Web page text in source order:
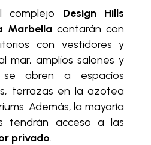
complejo Design Hills
Marbella contarán con
con vestidores y
mar, amplios salones y
se abren a espacios
terrazas en la azotea
Además, la mayoría
tendrán acceso a las
privado.